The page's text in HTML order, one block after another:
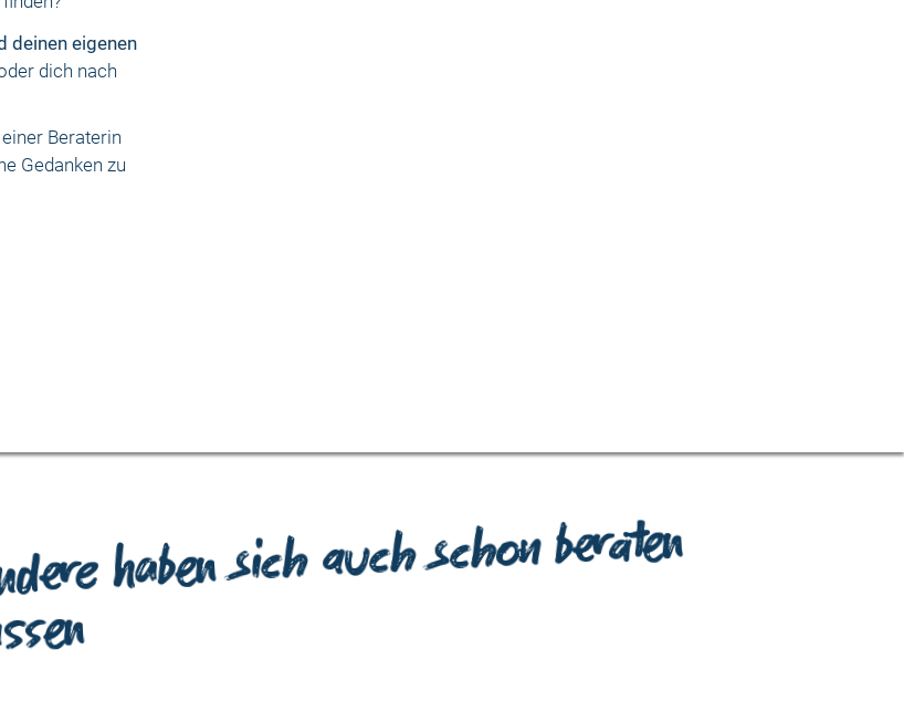
deinen eigenen
dich nach
Beraterin
Gedanken zu
haben sich auch schon beraten